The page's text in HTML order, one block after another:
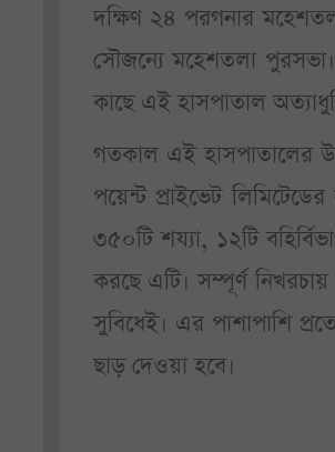
দক্ষিণ ২৪ পরগনার
সৌজন্যে মহেশতলা
কাছে এই হাসপাতাল
গতকাল এই হাসপাতালের
পয়েন্ট প্রাইভেট
৩৫০টি শয্যা, ১২টি
করছে এটি। সম্পূর্ণ
সুবিধেই। এর পাশাপাশি
ছাড় দেওয়া হবে।